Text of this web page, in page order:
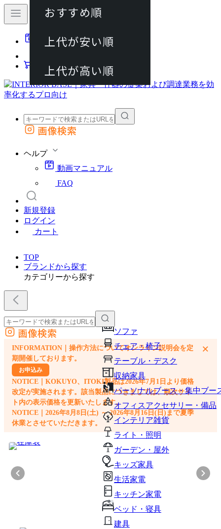
動画マニュアル
カート
外部サイトの商品をカートに追加
画像検索
ヘルプ
動画マニュアル
FAQ
新規登録
ログイン
カート
TOP
ブランドから探す
カテゴリーから探す
ソファ
チェア・椅子
テーブル・デスク
収納家具
パーソナルブース・集中ブー
オフィスアクセサリー・備品
インテリア雑貨
ライト・照明
ガーデン・屋外
キッズ家具
生活家電
キッチン家電
ベッド・寝具
建具
外部サイトの商品をカートに追加
他のサイトで見つけた商品ページのURLを貼り付けて、カートに追加できます
画像検索
INFORMATION｜操作方法についてオンライン説明会を定
期開催しております。
お申込み
NOTICE｜KOKUYO、ITOKI製品は2026年7月1日より価格
改定が実施されます。該当製品につきましては、順次サイ
ト内の表示価格を更新いたします。
NOTICE｜2026年8月8日(土) ～ 2026年8月16日(日)まで夏季
休業とさせていただきます。
×
おすすめ順
上代が安い順
上代が高い順